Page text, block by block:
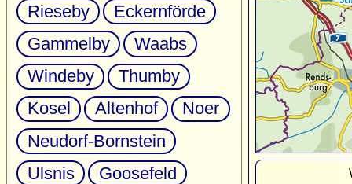
Rieseby
Eckernförde
Gammelby
Waabs
Windeby
Thumby
Kosel
Altenhof
Noer
Neudorf-Bornstein
Ulsnis
Goosefeld